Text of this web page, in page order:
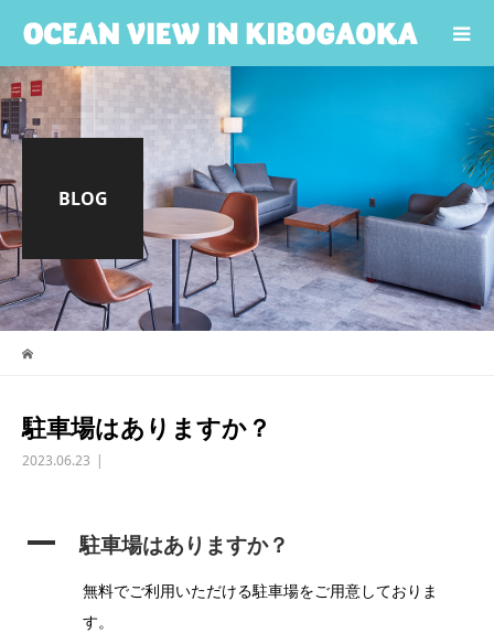
BLOG
駐車場はありますか？
2023.06.23
A 駐車場はありますか？
無料でご利用いただける駐車場をご用意しておりま
す。